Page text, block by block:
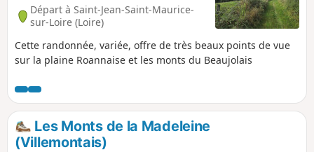
Départ à Saint-Jean-Saint-Maurice-
sur-Loire (Loire)
Cette randonnée, variée, offre de très beaux points de vue
sur la plaine Roannaise et les monts du Beaujolais
Les Monts de la Madeleine
(Villemontais)